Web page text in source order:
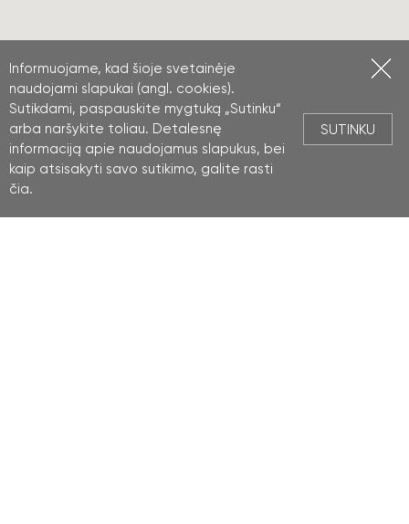
Informuojame, kad šioje svetainėje
naudojami slapukai (angl. cookies).
Sutikdami, paspauskite mygtuką „Sutinku“
arba naršykite toliau. Detalesnę
informaciją apie naudojamus slapukus, bei
kaip atsisakyti savo sutikimo, galite rasti
čia.
SUTINKU